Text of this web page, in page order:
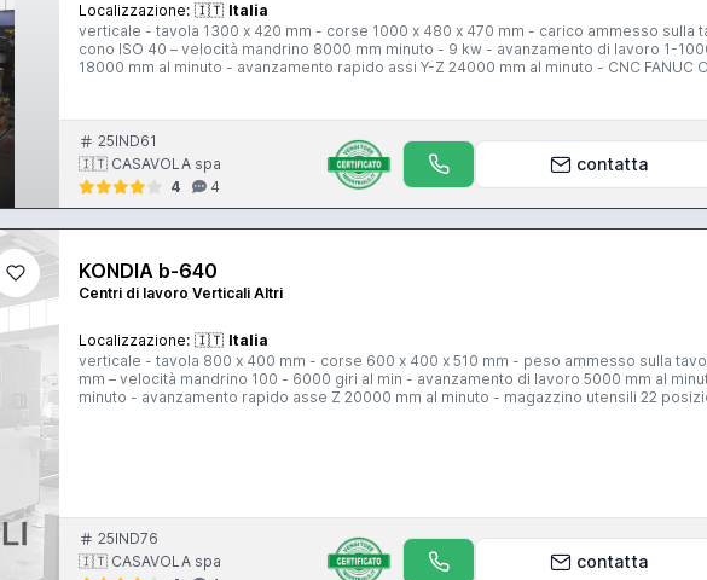
Localizzazione: 🇮🇹 Italia
verticale - tavola 1300 x 420 mm - corse 1000 x 480 x 470 mm - carico ammesso
cono ISO 40 – velocità mandrino 8000 mm minuto - 9 kw - avanzamento di lavoro 1-
18000 mm al minuto - avanzamento rapido assi Y-Z 24000 mm al minuto - CNC FANUC
25IND61
🇮🇹 CASAVOLA spa
4
4
contatta
KONDIA b-640
Centri di lavoro Verticali Altri
Localizzazione: 🇮🇹 Italia
verticale - tavola 800 x 400 mm - corse 600 x 400 x 510 mm - peso ammesso sulla
mm – velocità mandrino 100 - 6000 giri al min - avanzamento di lavoro 5000 mm al
minuto - avanzamento rapido asse Z 20000 mm al minuto - magazzino utensili 22
25IND76
🇮🇹 CASAVOLA spa
contatta